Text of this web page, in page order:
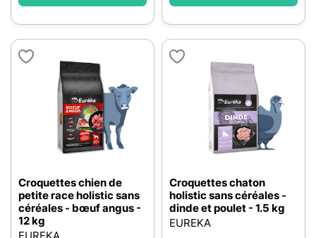
Croquettes chien de
petite race holistic sans
céréales - bœuf angus -
12 kg
EUREKA
Croquettes chaton
holistic sans céréales -
dinde et poulet - 1.5 kg
EUREKA